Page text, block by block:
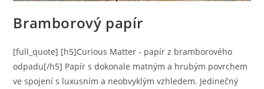
Bramborový papír
[full_quote] [h5]Curious Matter - papír z bramborového
odpadu[/h5] Papír s dokonale matným a hrubým povrchem
ve spojení s luxusním a neobvyklým vzhledem. Jedinečný